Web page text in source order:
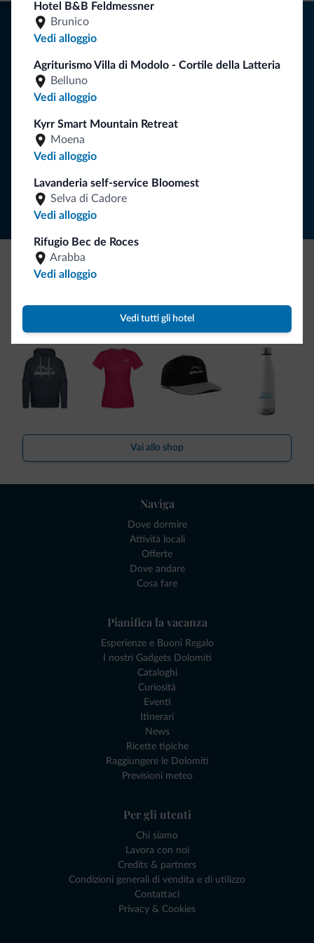
Hotel B&B Feldmessner
Brunico
Vedi alloggio
Agriturismo Villa di Modolo - Cortile della Latteria
Belluno
Vedi alloggio
Kyrr Smart Mountain Retreat
Moena
Vedi alloggio
Lavanderia self-service Bloomest
Selva di Cadore
Vedi alloggio
Rifugio Bec de Roces
Arabba
Vedi alloggio
Vedi tutti gli hotel
Segui Dolomiti.it
Consigli dalle Dolomiti
vacanza nelle Dolomiti.
ISCRIVITI ALLA NEWSLETTER
Be Original, scopri la nuova collezione
Vai allo shop
Naviga
Dove dormire
Attività locali
Offerte
Dove andare
Cosa fare
Pianifica la vacanza
Esperienze e Buoni Regalo
I nostri Gadgets Dolomiti
Cataloghi
Curiosità
Eventi
Itinerari
News
Ricette tipiche
Raggiungere le Dolomiti
Previsioni meteo
Per gli utenti
Chi siamo
Lavora con noi
Credits & partners
Condizioni generali di vendita e di utilizzo
Contattaci
Privacy & Cookies